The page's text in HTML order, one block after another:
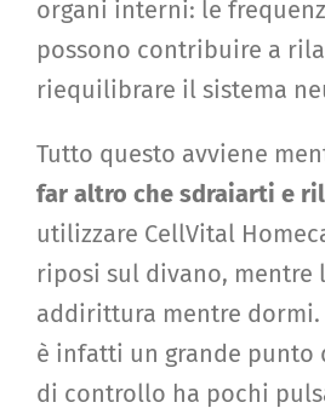
organi interni: le
possono contribuire a
riequilibrare il sistema
Tutto questo avviene
far altro che sdraiarti e
utilizzare CellVital
riposi sul divano, mentre
addirittura mentre dormi.
è infatti un grande punto
di controllo ha pochi